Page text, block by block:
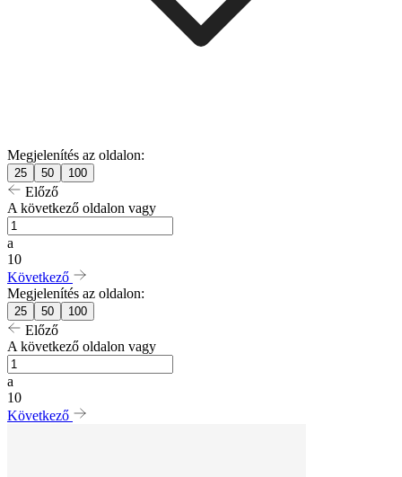
Megjelenítés az oldalon:
25 50 100
Előző
A következő oldalon vagy
a
10
Következő
Megjelenítés az oldalon:
25 50 100
Előző
A következő oldalon vagy
a
10
Következő